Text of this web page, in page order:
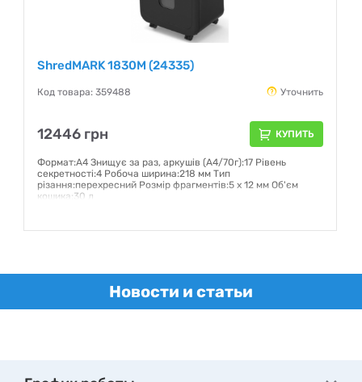
ShredMARK 1830M (24335)
Код товара: 359488 Уточнить
12446 грн КУПИТЬ
Формат:А4 Знищує за раз, аркушів (А4/70г):17 Рівень
секретності:4 Робоча ширина:218 мм Тип
різання:перехресний Розмір фрагментів:5 x 12 мм Об'єм
кошика:30 л
Новости и статьи